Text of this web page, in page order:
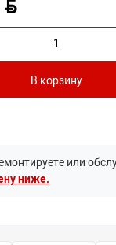
В корзину
или
ниже.